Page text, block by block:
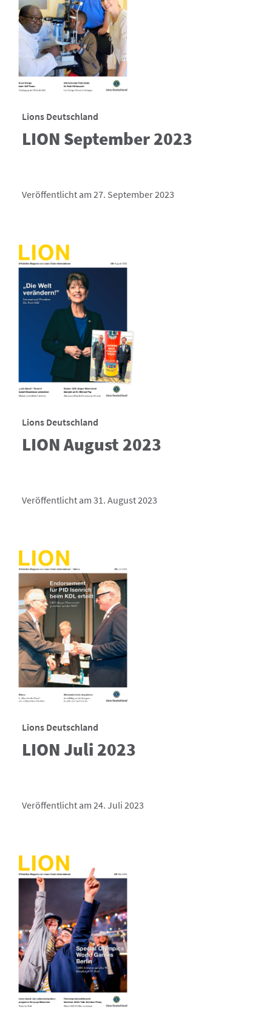
Lions Deutschland
LION September 2023
Veröffentlicht am 27. September 2023
Lions Deutschland
LION August 2023
Veröffentlicht am 31. August 2023
Lions Deutschland
LION Juli 2023
Veröffentlicht am 24. Juli 2023